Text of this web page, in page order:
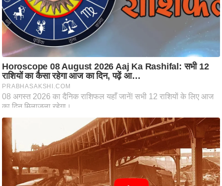
.
आ
र
आ
ई
.
चा
र
स
मी
क्षा